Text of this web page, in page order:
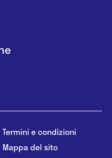
Termini e condizioni
Mappa del sito